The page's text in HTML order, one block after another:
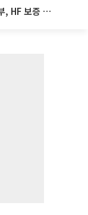
재건축·재개발 이주비 대출 숨통…정부, HF 보증 신설 추진